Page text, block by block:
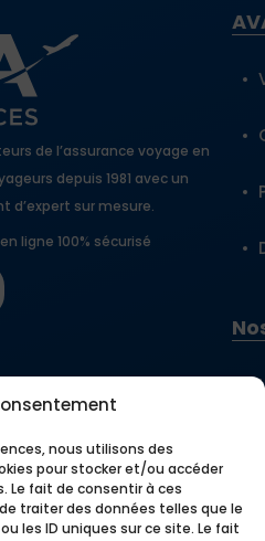
nous utilisons des
pour stocker et/ou accéder
Le fait de consentir à ces
traiter des données telles que le
les ID uniques sur ce site. Le fait
de l’assurance voyage en
depuis 1981 avec un
d’expert sur mesure.
ligne 100% sécurisé